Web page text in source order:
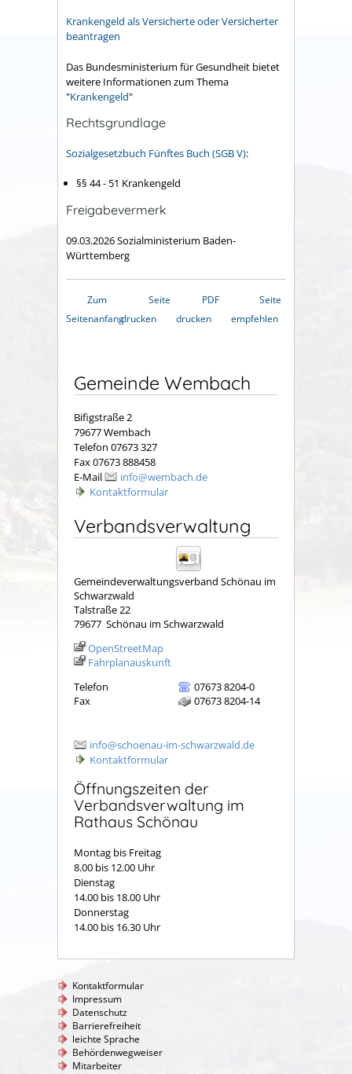
Krankengeld als Versicherte oder Versicherter
beantragen
Das Bundesministerium für Gesundheit bietet
weitere Informationen zum Thema
"Krankengeld"
Rechtsgrundlage
Sozialgesetzbuch Fünftes Buch (SGB V):
§§ 44 - 51 Krankengeld
Freigabevermerk
09.03.2026 Sozialministerium Baden-
Württemberg
Zum
Seitenanfang
Seite
drucken
PDF
drucken
Seite
empfehlen
Gemeinde Wembach
Bifigstraße 2
79677 Wembach
Telefon 07673 327
Fax 07673 888458
E-Mail
info@wembach.de
Kontaktformular
Verbandsverwaltung
Gemeindeverwaltungsverband Schönau im
Schwarzwald
Talstraße 22
79677 Schönau im Schwarzwald
OpenStreetMap
Fahrplanauskunft
Telefon
07673 8204-0
Fax
07673 8204-14
info@schoenau-im-schwarzwald.de
Kontaktformular
Öffnungszeiten der
Verbandsverwaltung im
Rathaus Schönau
Montag bis Freitag
8.00 bis 12.00 Uhr
Dienstag
14.00 bis 18.00 Uhr
Donnerstag
14.00 bis 16.30 Uhr
Kontaktformular
Impressum
Datenschutz
Barrierefreiheit
leichte Sprache
Behördenwegweiser
Mitarbeiter